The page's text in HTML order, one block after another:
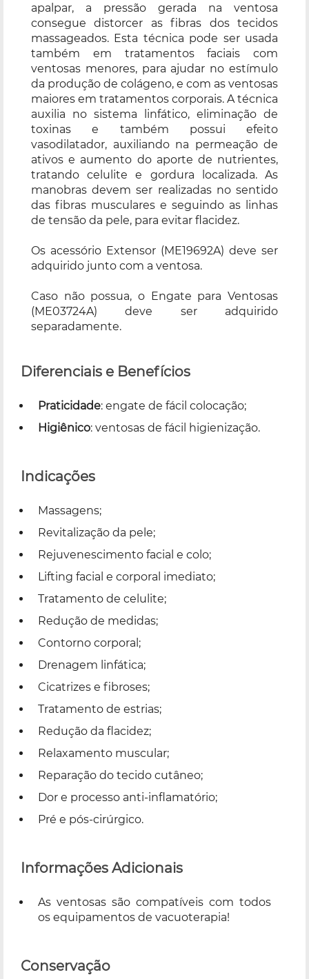
apalpar, a pressão gerada na ventosa
consegue distorcer as fibras dos tecidos
massageados. Esta técnica pode ser usada
também em tratamentos faciais com
ventosas menores, para ajudar no estímulo
da produção de colágeno, e com as ventosas
maiores em tratamentos corporais. A técnica
auxilia no sistema linfático, eliminação de
toxinas e também possui efeito
vasodilatador, auxiliando na permeação de
ativos e aumento do aporte de nutrientes,
tratando celulite e gordura localizada. As
manobras devem ser realizadas no sentido
das fibras musculares e seguindo as linhas
de tensão da pele, para evitar flacidez.
Os acessório Extensor (ME19692A) deve ser
adquirido junto com a ventosa.
Caso não possua, o Engate para Ventosas
(ME03724A) deve ser adquirido
separadamente.
Diferenciais e Benefícios
Praticidade: engate de fácil colocação;
Higiênico: ventosas de fácil higienização.
Indicações
Massagens;
Revitalização da pele;
Rejuvenescimento facial e colo;
Lifting facial e corporal imediato;
Tratamento de celulite;
Redução de medidas;
Contorno corporal;
Drenagem linfática;
Cicatrizes e fibroses;
Tratamento de estrias;
Redução da flacidez;
Relaxamento muscular;
Reparação do tecido cutâneo;
Dor e processo anti-inflamatório;
Pré e pós-cirúrgico.
Informações Adicionais
As ventosas são compatíveis com todos
os equipamentos de vacuoterapia!
Conservação